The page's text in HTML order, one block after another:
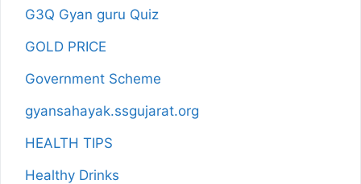
G3Q Gyan guru Quiz
GOLD PRICE
Government Scheme
gyansahayak.ssgujarat.org
HEALTH TIPS
Healthy Drinks